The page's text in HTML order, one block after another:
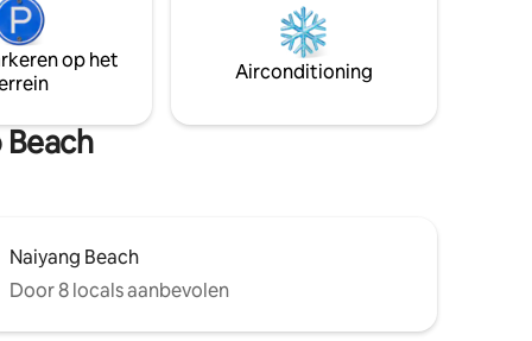
grote
met
het aantal gasten. - Het hebben van een
voertuig is een must. - Het tarief is
exclusief ontbijt of andere maaltijden. -
Stroom en water worden apart betaald.
op het
Airconditioning
Naiyang Beach
Door 8 locals aanbevolen